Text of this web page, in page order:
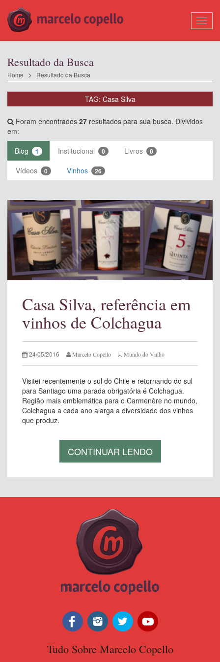
Resultado da Busca
Home Resultado da Busca
TAG: Casa Silva
Foram encontrados 27 resultados para sua busca. Divividos
em:
Blog
1 Institucional 0 Livros 0
Vídeos 0 Vinhos 26
Casa Silva, referência em
vinhos de Colchagua
24/05/2016 Marcelo Copello Mundo do Vinho
Visitei recentemente o sul do Chile e retornando do sul
para Santiago uma parada obrigatória é Colchagua.
Região mais emblemática para o Carmenère no mundo,
Colchagua a cada ano alarga a diversidade dos vinhos
que produz.
CONTINUAR LENDO
Tudo Sobre Marcelo Copello